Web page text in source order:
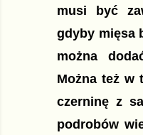
musi być
gdyby mięsa
można
Można też w
czerninę z
podrobów